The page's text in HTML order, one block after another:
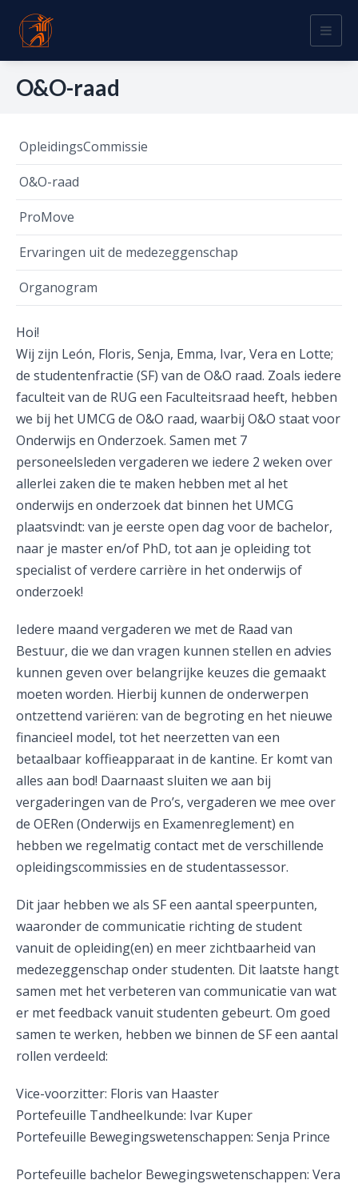
O&O-raad
OpleidingsCommissie
O&O-raad
ProMove
Ervaringen uit de medezeggenschap
Organogram
Hoi!
Wij zijn León, Floris, Senja, Emma, Ivar, Vera en Lotte;
de studentenfractie (SF) van de O&O raad. Zoals iedere
faculteit van de RUG een Faculteitsraad heeft, hebben
we bij het UMCG de O&O raad, waarbij O&O staat voor
Onderwijs en Onderzoek. Samen met 7
personeelsleden vergaderen we iedere 2 weken over
allerlei zaken die te maken hebben met al het
onderwijs en onderzoek dat binnen het UMCG
plaatsvindt: van je eerste open dag voor de bachelor,
naar je master en/of PhD, tot aan je opleiding tot
specialist of verdere carrière in het onderwijs of
onderzoek!
Iedere maand vergaderen we met de Raad van
Bestuur, die we dan vragen kunnen stellen en advies
kunnen geven over belangrijke keuzes die gemaakt
moeten worden. Hierbij kunnen de onderwerpen
ontzettend variëren: van de begroting en het nieuwe
financieel model, tot het neerzetten van een
betaalbaar koffieapparaat in de kantine. Er komt van
alles aan bod! Daarnaast sluiten we aan bij
vergaderingen van de Pro’s, vergaderen we mee over
de OERen (Onderwijs en Examenreglement) en
hebben we regelmatig contact met de verschillende
opleidingscommissies en de studentassessor.
Dit jaar hebben we als SF een aantal speerpunten,
waaronder de communicatie richting de student
vanuit de opleiding(en) en meer zichtbaarheid van
medezeggenschap onder studenten. Dit laatste hangt
samen met het verbeteren van communicatie van wat
er met feedback vanuit studenten gebeurt. Om goed
samen te werken, hebben we binnen de SF een aantal
rollen verdeeld:
Vice-voorzitter: Floris van Haaster
Portefeuille Tandheelkunde: Ivar Kuper
Portefeuille Bewegingswetenschappen: Senja Prince
Portefeuille bachelor Bewegingswetenschappen: Vera